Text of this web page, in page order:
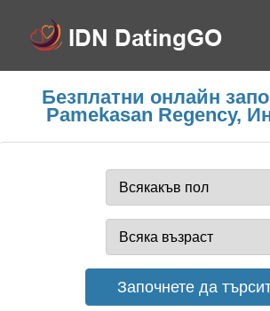
Безплатни онлайн
Pamekasan Regency,